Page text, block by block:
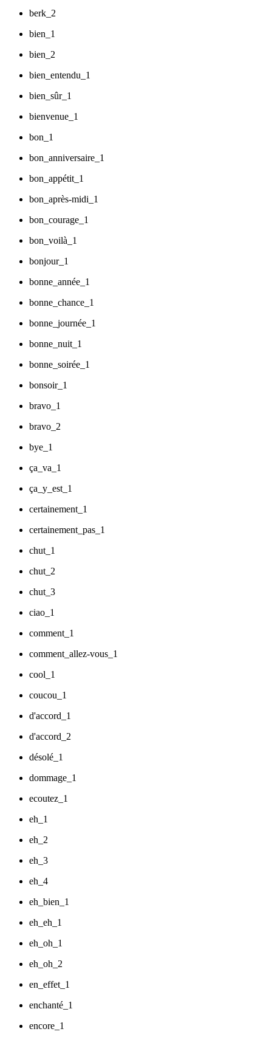
berk_2
bien_1
bien_2
bien_entendu_1
bien_sûr_1
bienvenue_1
bon_1
bon_anniversaire_1
bon_appétit_1
bon_après-midi_1
bon_courage_1
bon_voilà_1
bonjour_1
bonne_année_1
bonne_chance_1
bonne_journée_1
bonne_nuit_1
bonne_soirée_1
bonsoir_1
bravo_1
bravo_2
bye_1
ça_va_1
ça_y_est_1
certainement_1
certainement_pas_1
chut_1
chut_2
chut_3
ciao_1
comment_1
comment_allez-vous_1
cool_1
coucou_1
d'accord_1
d'accord_2
désolé_1
dommage_1
ecoutez_1
eh_1
eh_2
eh_3
eh_4
eh_bien_1
eh_eh_1
eh_oh_1
eh_oh_2
en_effet_1
enchanté_1
encore_1